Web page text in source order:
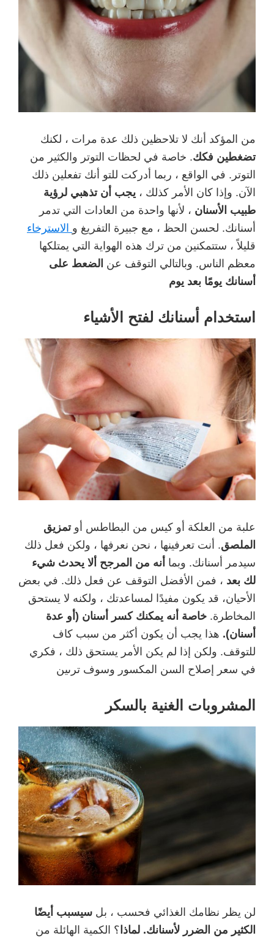
من المؤكد أنك لا تلاحظين ذلك عدة مرات ، لكنك
تضغطين فكك. خاصة في لحظات التوتر والكثير من
التوتر. في الواقع ، ربما أدركت للتو أنك تفعلين ذلك
الآن. وإذا كان الأمر كذلك ، يجب أن تذهبي لرؤية
طبيب الأسنان ، لأنها واحدة من العادات التي تدمر
أسنانك. لحسن الحظ ، مع جبيرة التفريغ و الاسترخاء
قليلاً ، ستتمكنين من ترك هذه الهواية التي يمتلكها
معظم الناس. وبالتالي التوقف عن الضعط على
أسنانك يومًا بعد يوم
استخدام أسنانك لفتح الأشياء
علبة من العلكة أو كيس من البطاطس أوتمزيق
الملصق. أنت تعرفينها ، نحن نعرفها ، ولكن فعل ذلك
سيدمر أسنانك. وبما أنه من المرجح ألا يحدث شيء
لك بعد ، فمن الأفضل التوقف عن فعل ذلك. في بعض
الأحيان، قد يكون مفيدًا لمساعدتك ، ولكنه لا يستحق
المخاطرة. خاصة أنه يمكنك كسر أسنان (أو عدة
أسنان). هذا يجب أن يكون أكثر من سبب كاف
للتوقف. ولكن إذا لم يكن الأمر يستحق ذلك ، فكري
في سعر إصلاح السن المكسور وسوف ترىين
المشروبات الغنية بالسكر
لن يظر نظامك الغذائي فحسب ، بل سيسبب أيضًا
الكثير من الضرر لأسنانك. لماذا ؟ الكمية الهائلة من